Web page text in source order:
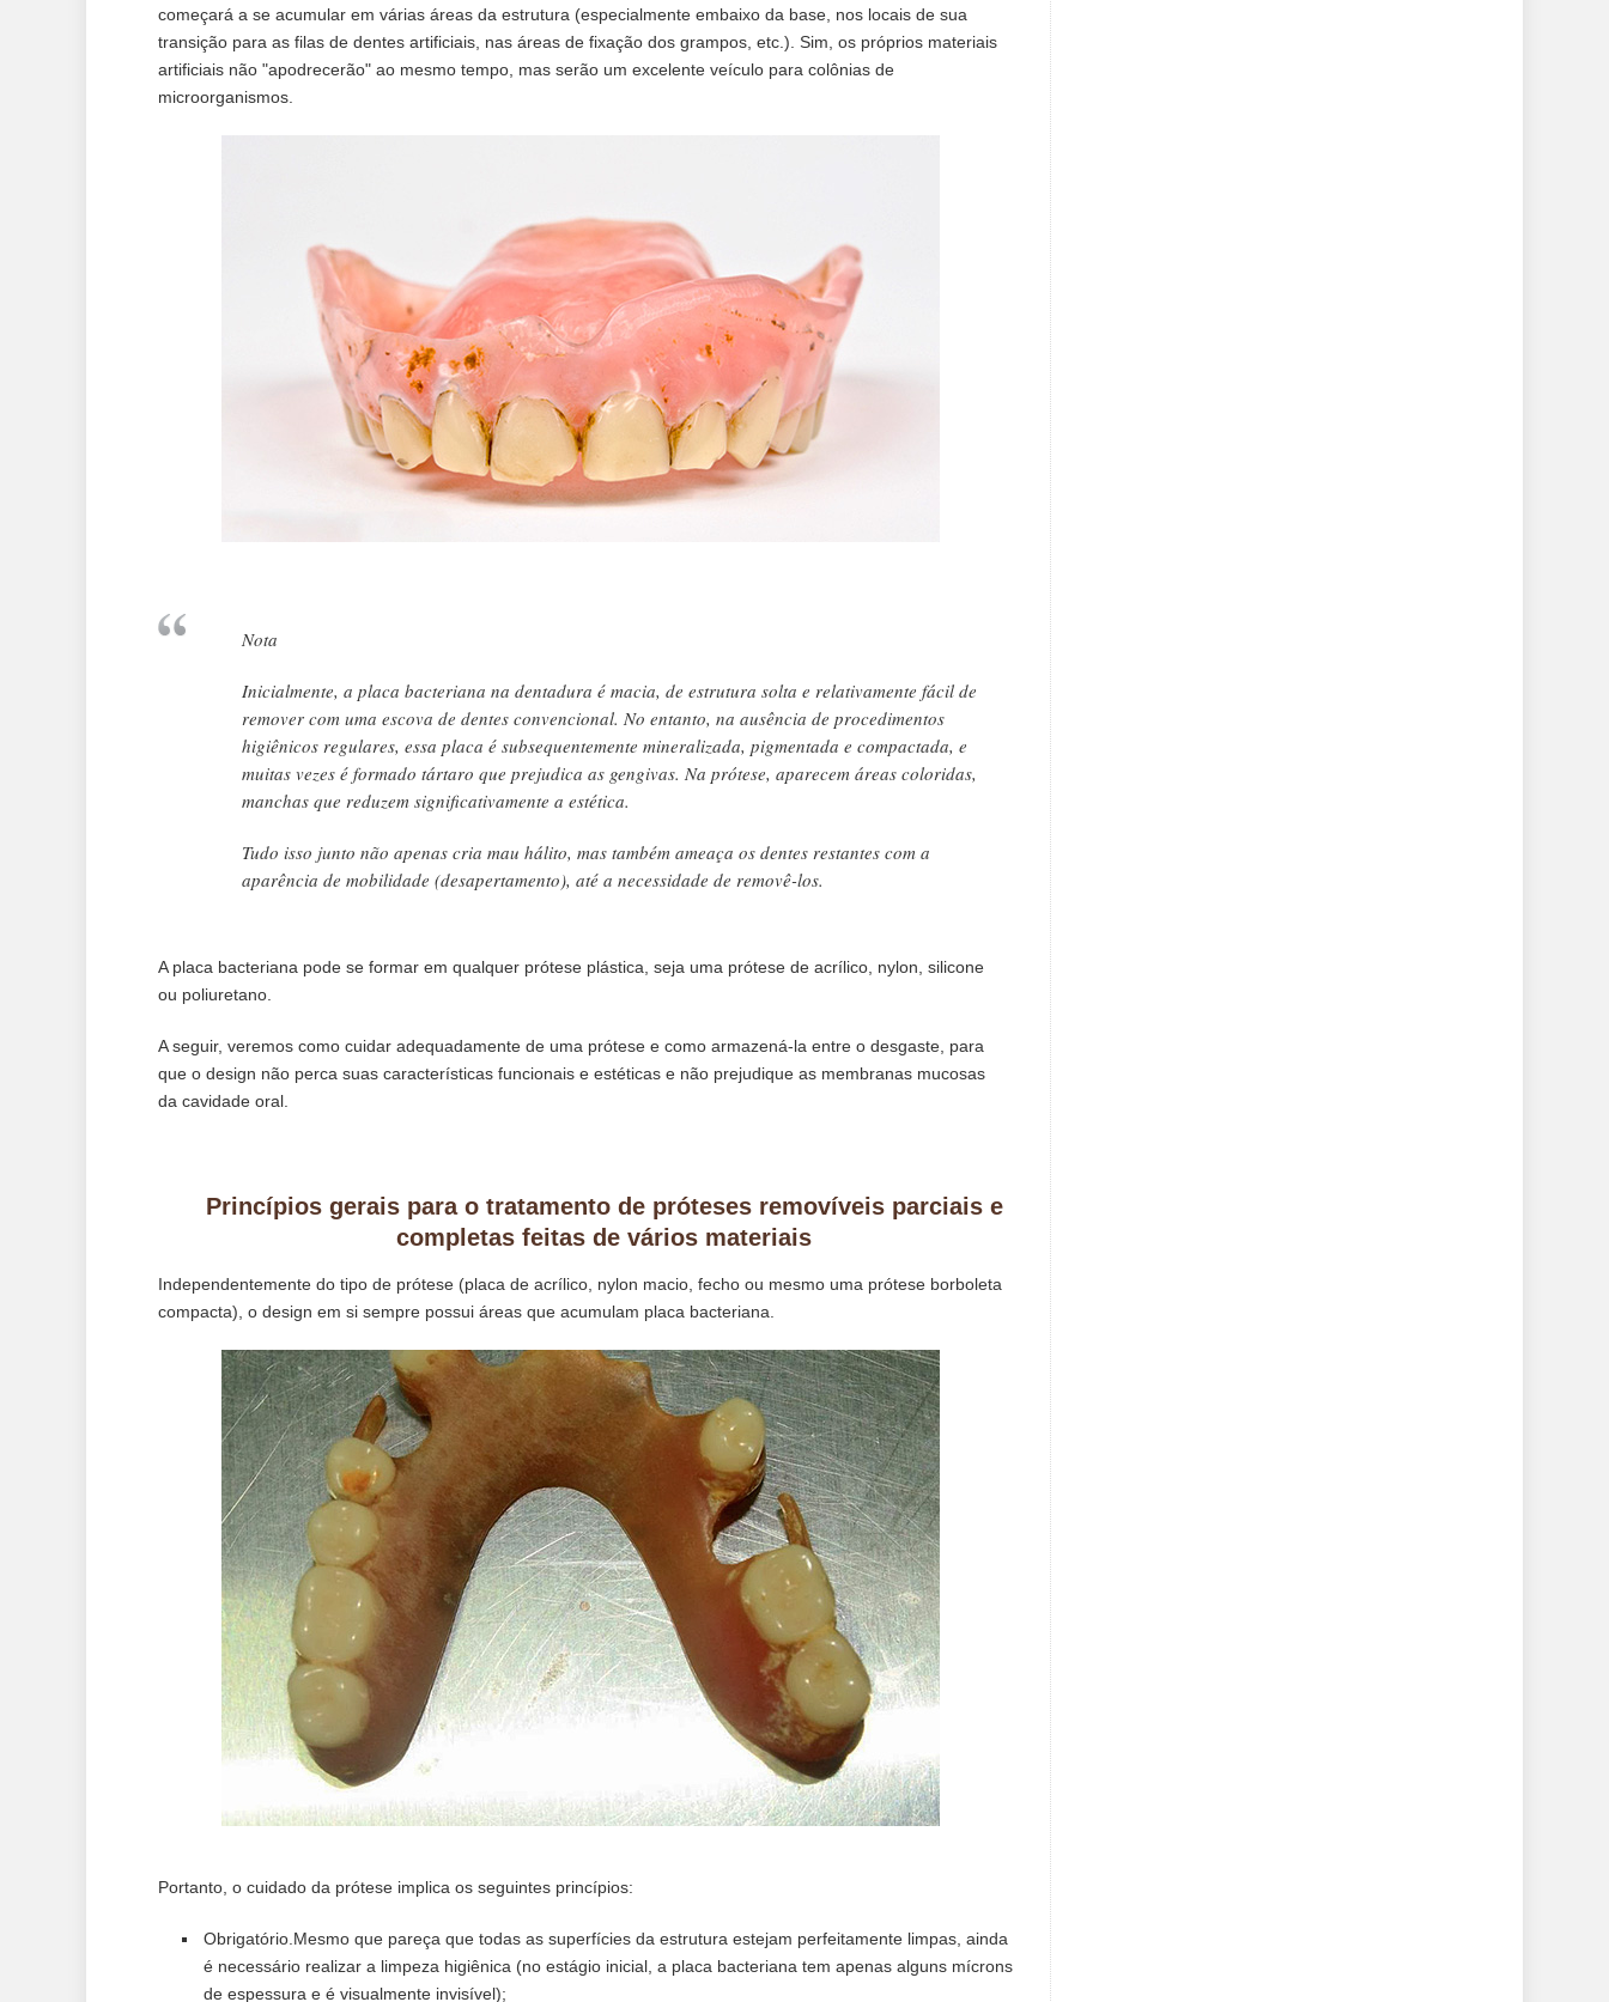
começará a se acumular em várias áreas da estrutura (especialmente embaixo da base, nos locais de sua
transição para as filas de dentes artificiais, nas áreas de fixação dos grampos, etc.). Sim, os próprios materiais
artificiais não "apodrecerão" ao mesmo tempo, mas serão um excelente veículo para colônias de
microorganismos.
Nota
Inicialmente, a placa bacteriana na dentadura é macia, de estrutura solta e relativamente fácil de
remover com uma escova de dentes convencional. No entanto, na ausência de procedimentos
higiênicos regulares, essa placa é subsequentemente mineralizada, pigmentada e compactada, e
muitas vezes é formado tártaro que prejudica as gengivas. Na prótese, aparecem áreas coloridas,
manchas que reduzem significativamente a estética.
Tudo isso junto não apenas cria mau hálito, mas também ameaça os dentes restantes com a
aparência de mobilidade (desapertamento), até a necessidade de removê-los.
A placa bacteriana pode se formar em qualquer prótese plástica, seja uma prótese de acrílico, nylon, silicone
ou poliuretano.
A seguir, veremos como cuidar adequadamente de uma prótese e como armazená-la entre o desgaste, para
que o design não perca suas características funcionais e estéticas e não prejudique as membranas mucosas
da cavidade oral.
Princípios gerais para o tratamento de próteses removíveis parciais e
completas feitas de vários materiais
Independentemente do tipo de prótese (placa de acrílico, nylon macio, fecho ou mesmo uma prótese borboleta
compacta), o design em si sempre possui áreas que acumulam placa bacteriana.
Portanto, o cuidado da prótese implica os seguintes princípios:
Obrigatório.Mesmo que pareça que todas as superfícies da estrutura estejam perfeitamente limpas, ainda
é necessário realizar a limpeza higiênica (no estágio inicial, a placa bacteriana tem apenas alguns mícrons
de espessura e é visualmente invisível);